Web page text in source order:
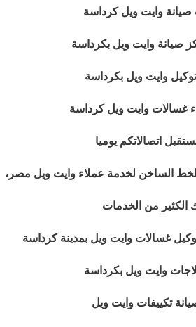
وايت ويل كرداسة
صيانة وايت ويل بكرداسة
وايت ويل بكرداسة
غسالات وايت ويل كرداسة
اتصالاتكم يوميا
الساخن لخدمة عملاء وايت ويل مصر،
الكثير من الخدمات
غسالات وايت ويل بمدينة كرداسة
وايت ويل بكرداسة
تكييفات وايت ويل